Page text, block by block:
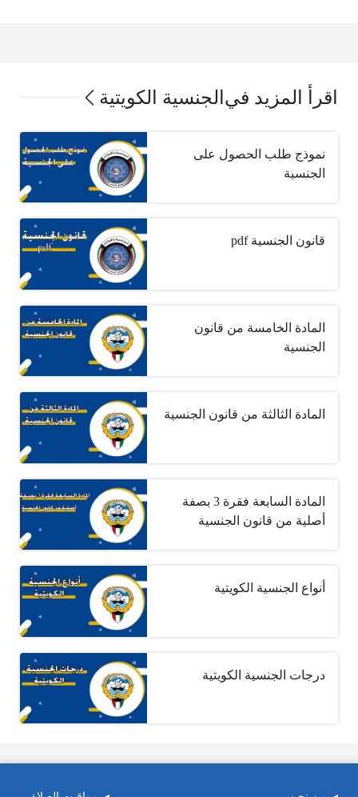
اقرأ المزيد في الجنسية الكويتية
نموذج طلب الحصول على
الجنسية
قانون الجنسية pdf
المادة الخامسة من قانون
الجنسية
المادة الثالثة من قانون الجنسية
المادة السابعة فقرة 3 بصفة
أصلية من قانون الجنسية
أنواع الجنسية الكويتية
درجات الجنسية الكويتية